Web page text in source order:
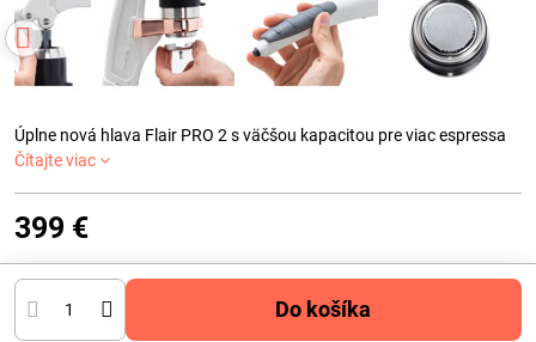
Úplne nová hlava Flair PRO 2 s väčšou kapacitou pre viac espressa
Čítajte viac
399 €
Do košíka